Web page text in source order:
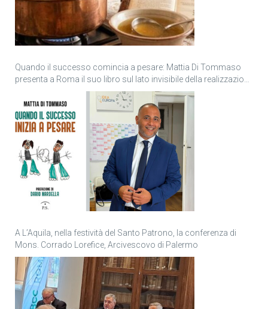
Quando il successo comincia a pesare: Mattia Di Tommaso
presenta a Roma il suo libro sul lato invisibile della realizzazione
A L’Aquila, nella festività del Santo Patrono, la conferenza di
Mons. Corrado Lorefice, Arcivescovo di Palermo